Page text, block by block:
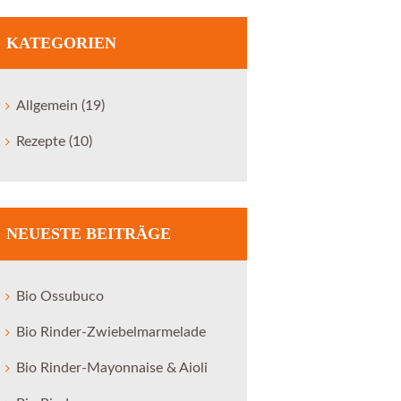
Next item
Varendorfladen - direkt...
KATEGORIEN
Allgemein (19)
Rezepte(10)
NEUESTE BEITRÄGE
Bio Ossubuco
Bio Rinder-Zwiebelmarmelade
Bio Rinder-Mayonnaise & Aioli